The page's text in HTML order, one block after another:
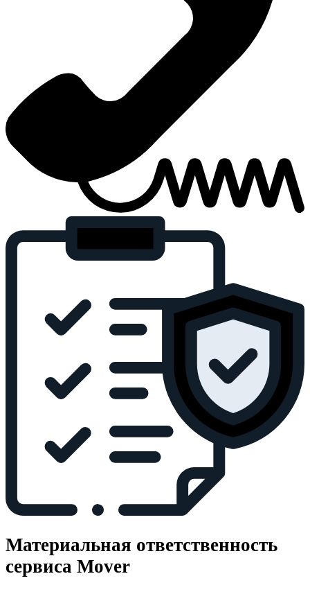
Материальная ответственность
сервиса Mover